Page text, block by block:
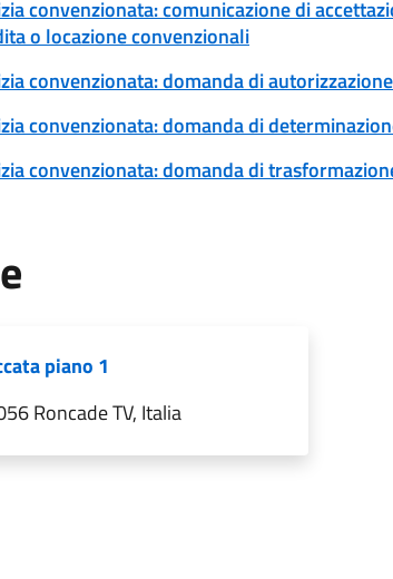
convenzionata: comunicazione di
o locazione convenzionali
convenzionata: domanda di
convenzionata: domanda di
convenzionata: domanda di
piano 1
Roncade TV, Italia